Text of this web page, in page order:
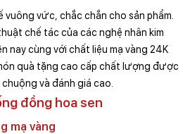
vức, chắc chắn cho sản phẩm.
chế tác của các nghệ nhân kim
nay cùng với chất liệu mạ vàng 24K
quà tặng cao cấp chất lượng được
và đánh giá cao.
đồng hoa sen
mạ vàng